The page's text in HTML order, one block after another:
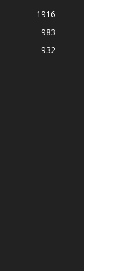
1916
983
932